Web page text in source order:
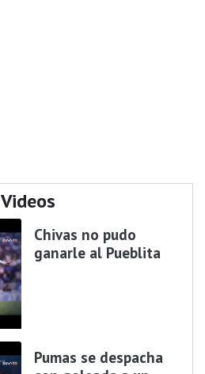
Videos
Chivas no pudo
ganarle al Pueblita
Pumas se despacha